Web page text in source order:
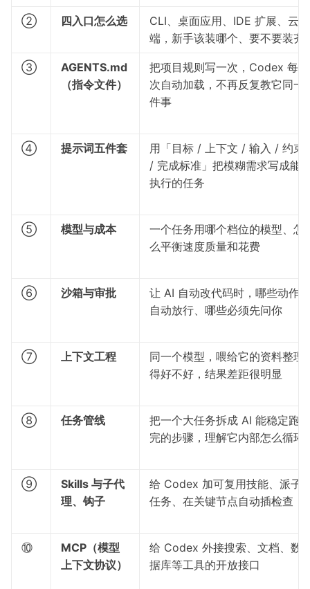
② 四入口怎么选
CLI、桌面应用、IDE 扩展、云
端，新手该装哪个、要不要装齐
③
AGENTS.md
（指令文件）
把项目规则写一次，Codex 每
次自动加载，不再反复教它同一
件事
④ 提示词五件套
用「目标 / 上下文 / 输入 / 约束
/ 完成标准」把模糊需求写成能
执行的任务
⑤ 模型与成本
一个任务用哪个档位的模型、怎
么平衡速度质量和花费
⑥ 沙箱与审批
让 AI 自动改代码时，哪些动作
自动放行、哪些必须先问你
⑦ 上下文工程
同一个模型，喂给它的资料整理
得好不好，结果差距很明显
⑧ 任务管线
把一个大任务拆成 AI 能稳定跑
完的步骤，理解它内部怎么循环
⑨
Skills 与子代
理、钩子
给 Codex 加可复用技能、派子
任务、在关键节点自动插检查
⑩
MCP（模型
上下文协议）
给 Codex 外接搜索、文档、数
据库等工具的开放接口